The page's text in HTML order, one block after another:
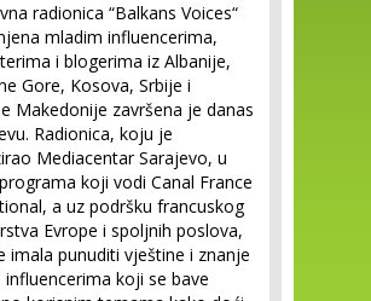
radionica “Balkans Voices“
mladim influencerima,
i blogerima iz Albanije,
Gore, Kosova, Srbije i
Makedonije završena je danas
Radionica, koju je
Mediacentar Sarajevo, u
koji vodi Canal France
a uz podršku francuskog
Evrope i spoljnih poslova,
imala punuditi vještine i znanje
influencerima koji se bave